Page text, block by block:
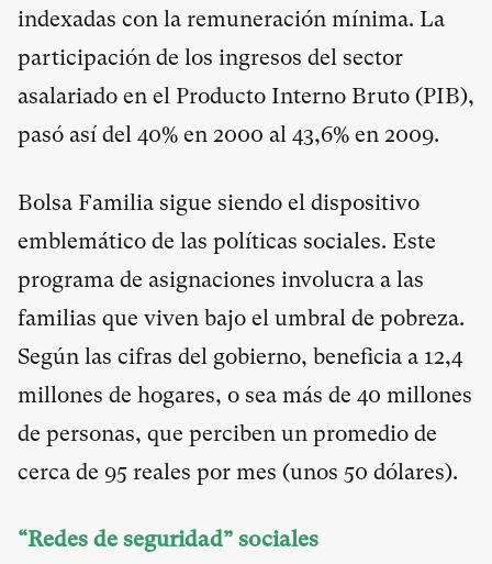
indexadas con la remuneración mínima. La
participación de los ingresos del sector
asalariado en el Producto Interno Bruto (PIB),
pasó así del 40% en 2000 al 43,6% en 2009.
Bolsa Familia sigue siendo el dispositivo
emblemático de las políticas sociales. Este
programa de asignaciones involucra a las
familias que viven bajo el umbral de pobreza.
Según las cifras del gobierno, beneficia a 12,4
millones de hogares, o sea más de 40 millones
de personas, que perciben un promedio de
cerca de 95 reales por mes (unos 50 dólares).
“Redes de seguridad” sociales